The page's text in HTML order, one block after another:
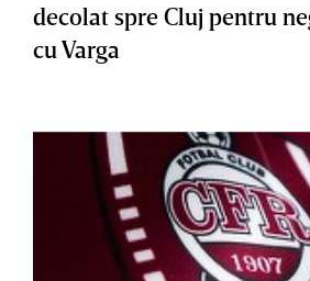
decolat spre Cluj pentru
cu Varga